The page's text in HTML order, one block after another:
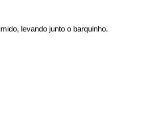
levando junto o barquinho.